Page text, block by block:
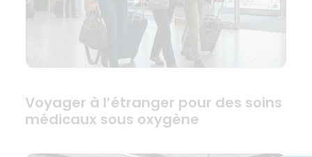
Voyager à l’étranger pour des soins
médicaux sous oxygène